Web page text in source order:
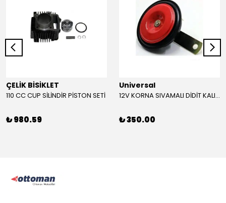
ÇELİK BİSİKLET
110 CC CUP SİLİNDİR PİSTON SETİ
₺ 980.59
Universal
12V KORNA SIVAMALI DİDİT KALIN SESLİ (KIRMIZI)
₺ 350.00